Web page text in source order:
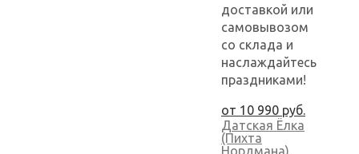
доставкой или
самовывозом
со склада и
наслаждайтесь
праздниками!
от 10 990 руб.
Датская Ёлка
(Пихта
Нордмана)